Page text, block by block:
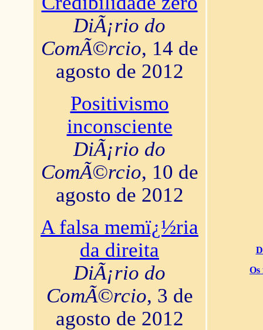
DiÃ¡rio do
ComÃ©rcio, 14 de
agosto de 2012
Positivismo
inconsciente
DiÃ¡rio do
ComÃ©rcio, 10 de
agosto de 2012
A falsa memï¿½ria
da direita
DiÃ¡rio do
ComÃ©rcio, 3 de
agosto de 2012
Os